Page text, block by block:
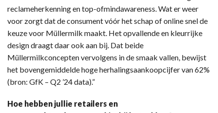
reclameherkenning en top-ofmindawareness. Wat er weer
voor zorgt dat de consument vóór het schap of online snel de
keuze voor Müllermilk maakt. Het opvallende en kleurrijke
design draagt daar ook aan bij. Dat beide
Müllermilkconcepten vervolgens in de smaak vallen, bewijst
het bovengemiddelde hoge herhalingsaankoopcijfer van 62%
(bron: GfK – Q2 ’24 data).”
Hoe hebben jullie retailers en